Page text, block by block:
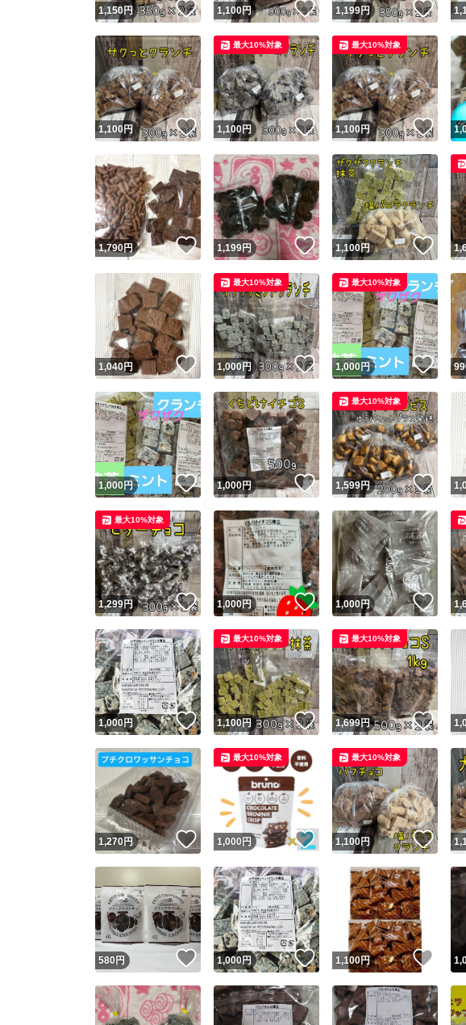
Yahoo!フリマが定めた一定
安心取引出品者
安心取引出品者
取引実績
取引実績◯+ こ
他フリマ実績◯+
スピード&安心発送
※このバッジは実績に基づく表示
商品画像の無断転載
コピーは1商品につき
1,150円 いいね！
1,100円 いいね！
1,199円 いい
1,100円 いいね！
1,100円 いいね！
最大10%対象
1,100円 いい
最大10%対象
1,790円 いいね！
1,199円 いいね！
1,100円 い
1,040円 いいね！
1,000円 いいね！
最大10%対象
1,000円 いい
最大10%対象
1,000円 いいね！
1,000円 いいね！
1,599円 い
最大10%対象
1,299円 いいね！
最大10%対象
1,000円 いいね！
1,000円 い
1,000円 いいね！
1,100円 いいね！
最大10%対象
1,699円 いい
最大10%対象
1,270円 いいね！
1,000 円 いいね！
最大10%対象
1,100円 いい
最大10%対象
580円 いいね！
1,000円 いいね！
1,100円 い